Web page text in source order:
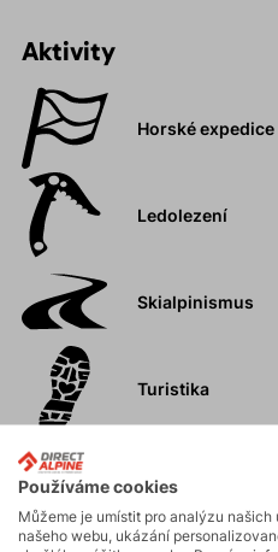
Aktivity
Horské expedice
Ledolezení
Skialpinismus
Turistika
ferraty
Používáme cookies
Můžeme je umístit pro analýzu
našeho webu, ukázání